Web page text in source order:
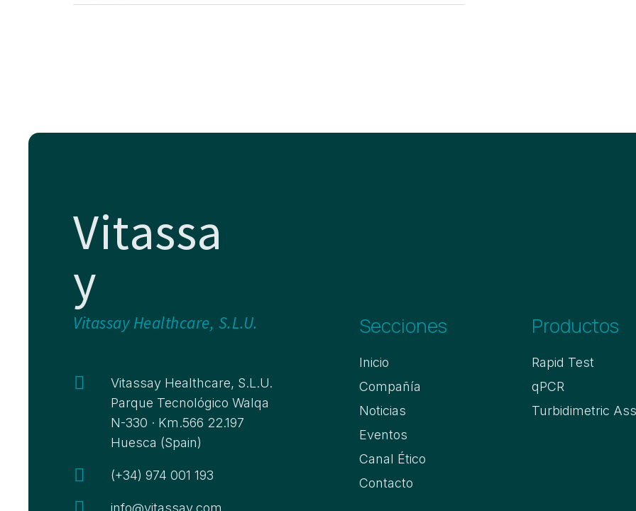
Vitassa
y
Vitassay Healthcare, S.L.U.

Vitassay Healthcare, S.L.U.
Parque Tecnológico Walqa
N-330 · Km.566 22.197
Huesca (Spain)
 (+34) 974 001 193
info@vitassay.com
Secciones
Inicio
Compañía
Noticias
Eventos
Canal Ético
Contacto
Productos
Rapid Test
qPCR
Turbidimetric